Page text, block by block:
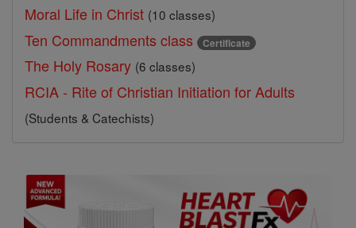
Moral Life in Christ (10 classes)
Ten Commandments class Certificate
The Holy Rosary (6 classes)
RCIA - Rite of Christian Initiation for Adults
(Students & Catechists)